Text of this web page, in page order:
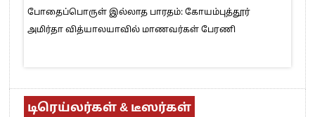
போதைப்பொருள் இல்லாத பாரதம்: கோயம்புத்தூர்
அமிர்தா வித்யாலயாவில் மாணவர்கள் பேரணி
டிரெய்லர்கள் & டீஸர்கள்